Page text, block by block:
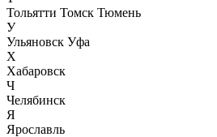
Тольятти Томск Тюмень
У
Ульяновск Уфа
Х
Хабаровск
Ч
Челябинск
Я
Ярославль